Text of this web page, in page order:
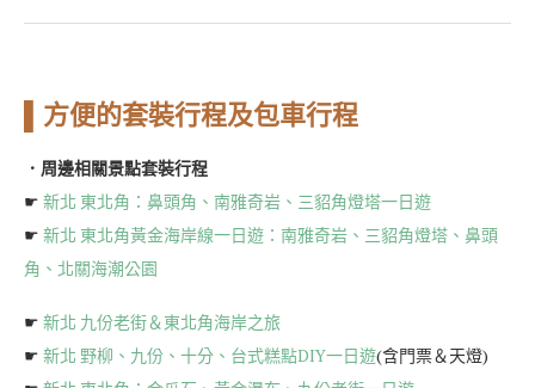
▌方便的套裝行程及包車行程
．周邊相關景點套裝行程
☛ 新北 東北角：鼻頭角、南雅奇岩、三貂角燈塔一日遊
☛ 新北 東北角黃金海岸線一日遊：南雅奇岩、三貂角燈塔、鼻頭
角、北關海潮公園
☛ 新北 九份老街＆東北角海岸之旅
☛ 新北 野柳、九份、十分、台式糕點DIY一日遊(含門票＆天燈)